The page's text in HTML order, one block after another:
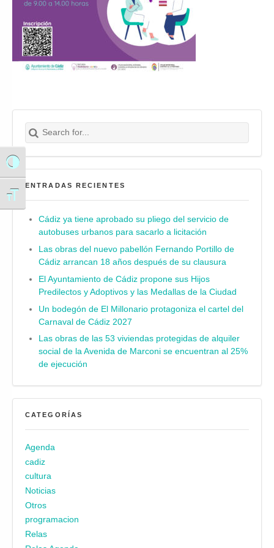
Alternar alto contraste
Alternar tamaño de letra
Search for:
Buscar
ENTRADAS RECIENTES
Cádiz ya tiene aprobado su pliego del servicio de
autobuses urbanos para sacarlo a licitación
Las obras del nuevo pabellón Fernando Portillo de
Cádiz arrancan 18 años después de su clausura
El Ayuntamiento de Cádiz propone sus Hijos
Predilectos y Adoptivos y las Medallas de la Ciudad
Un bodegón de El Millonario protagoniza el cartel del
Carnaval de Cádiz 2027
Las obras de las 53 viviendas protegidas de alquiler
social de la Avenida de Marconi se encuentran al 25%
de ejecución
CATEGORÍAS
Agenda
cadiz
cultura
Noticias
Otros
programacion
Relas